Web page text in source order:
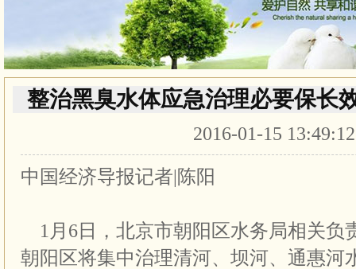
整治黑臭水体应急治理必要保长
2016-01-15
中国经济导报记者|陈阳
1月6日，北京市朝阳区水务局相关负
朝阳区将集中治理清河、坝河、通惠河